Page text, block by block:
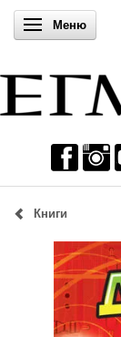
Включи
Меню
Книги